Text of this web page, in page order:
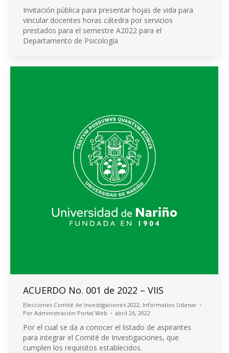
Invitación pública para presentar hojas de vida para
vincular docentes horas cátedra por servicios
prestados para el semestre A2022 para el
Departamento de Psicología
ACUERDO No. 001 de 2022 – VIIS
Elecciones Comité de Investigaciones 2022, Informativo Udenar
Por Administración Portal Web abril 26, 2022
Por el cual se da a conocer el listado de aspirantes
para integrar el Comité de Investigaciones, que
cumplen los requisitos establecidos.